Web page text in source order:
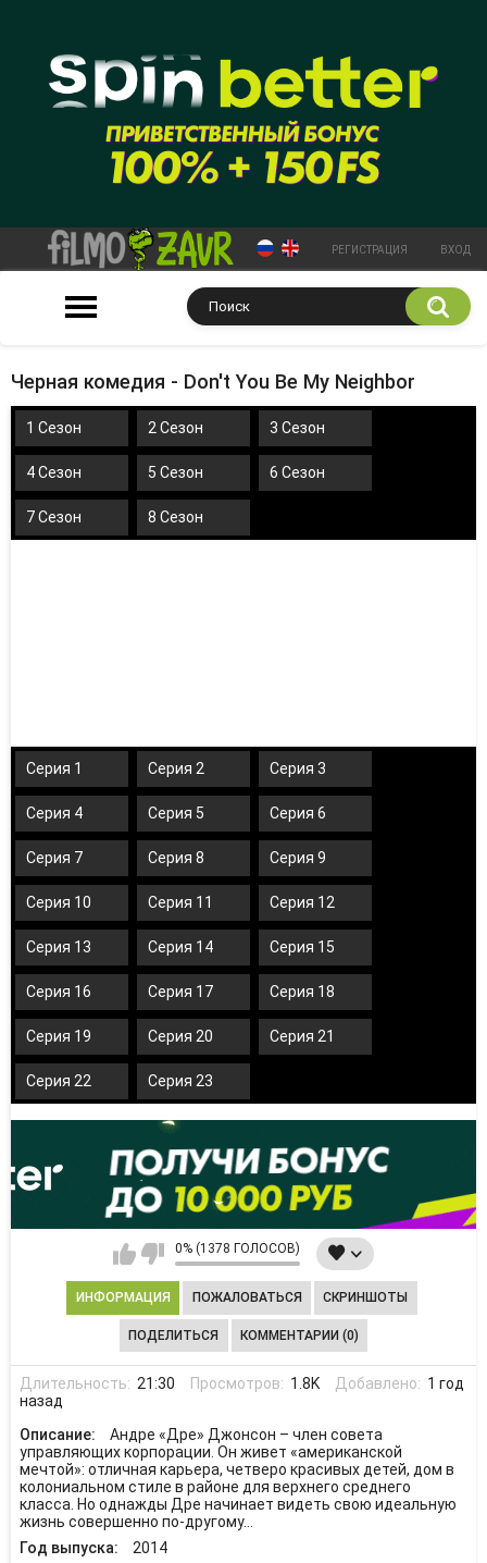
РЕГИСТРАЦИЯ ВХОД
Черная комедия - Don't You Be My Neighbor
1 Сезон 2 Сезон 3 Сезон
4 Сезон 5 Сезон 6 Сезон
7 Сезон 8 Сезон
Серия 1 Серия 2 Серия 3
Серия 4 Серия 5 Серия 6
Серия 7 Серия 8 Серия 9
Серия 10 Серия 11 Серия 12
Серия 13 Серия 14 Серия 15
Серия 16 Серия 17 Серия 18
Серия 19 Серия 20 Серия 21
Серия 22 Серия 23
0% (1378 ГОЛОСОВ)
ИНФОРМАЦИЯ ПОЖАЛОВАТЬСЯ СКРИНШОТЫ
ПОДЕЛИТЬСЯ КОММЕНТАРИИ (0)
Длительность: 21:30 Просмотров: 1.8K Добавлено: 1 год
назад
Описание:
Андре «Дре» Джонсон – член совета
управляющих корпорации. Он живет «американской
мечтой»: отличная карьера, четверо красивых детей, дом в
колониальном стиле в районе для верхнего среднего
класса. Но однажды Дре начинает видеть свою идеальную
жизнь совершенно по-другому…
Год выпуска:
2014